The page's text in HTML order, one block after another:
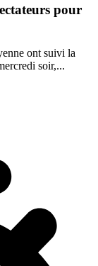
pour
ont suivi la
soir,...